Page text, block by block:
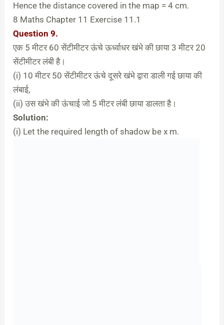
Hence the distance covered in the map = 4 cm.
8 Maths Chapter 11 Exercise 11.1
Question 9.
एक 5 मीटर 60 सेंटीमीटर ऊंचे ऊर्ध्वाधर खंभे की छाया 3 मीटर 20
सेंटीमीटर लंबी है।
(i) 10 मीटर 50 सेंटीमीटर ऊंचे दूसरे खंभे द्वारा डाली गई छाया की
लंबाई,
(ii) उस खंभे की ऊंचाई जो 5 मीटर लंबी छाया डालता है।
Solution:
(i) Let the required length of shadow be x m.